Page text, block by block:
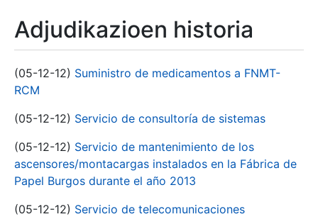
Adjudikazioen historia
(05-12-12) Suministro de medicamentos a FNMT-
RCM
(05-12-12) Servicio de consultoría de sistemas
(05-12-12) Servicio de mantenimiento de los
ascensores/montacargas instalados en la Fábrica de
Papel Burgos durante el año 2013
(05-12-12) Servicio de telecomunicaciones